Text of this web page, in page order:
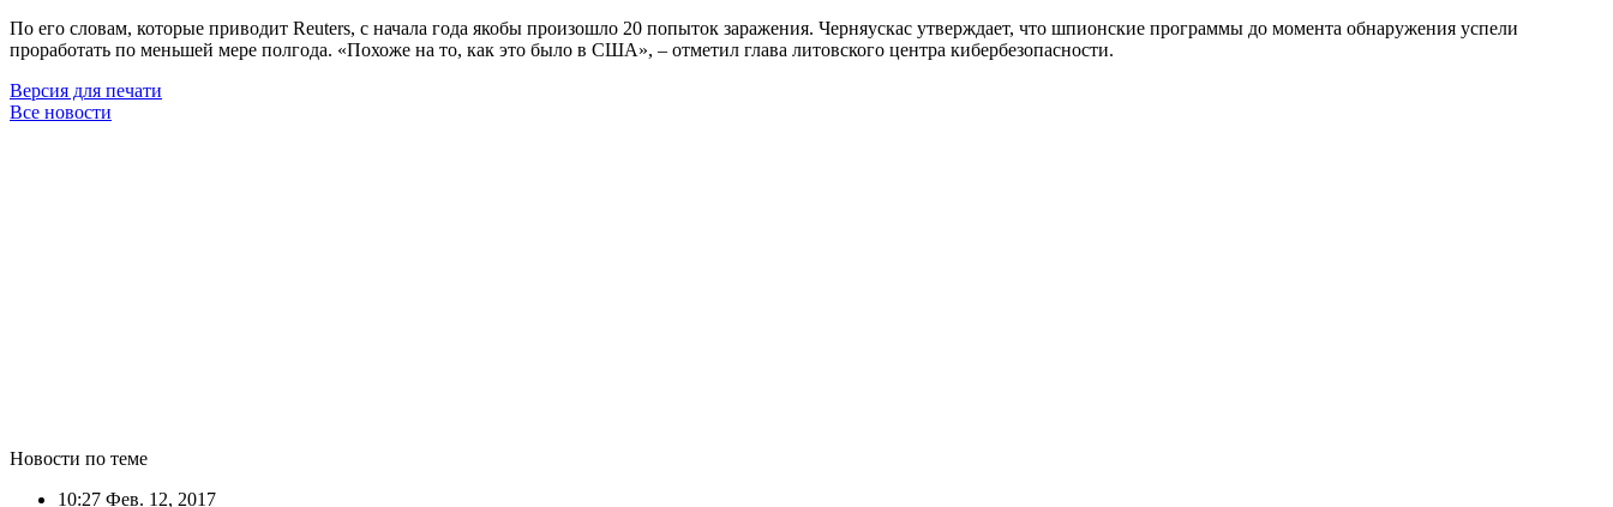
По его словам, которые приводит Reuters, с начала года якобы произошло 20 попыток заражения. Черняускас утверждает, что шпионские программы до момента обнаружения успели
проработать по меньшей мере полгода. «Похоже на то, как это было в США», – отметил глава литовского центра кибербезопасности.
Версия для печати
Все новости
Новости по теме
10:27 Фев. 12, 2017